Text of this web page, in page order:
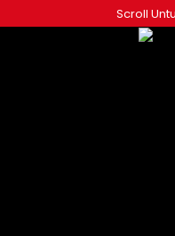
ke
Scroll